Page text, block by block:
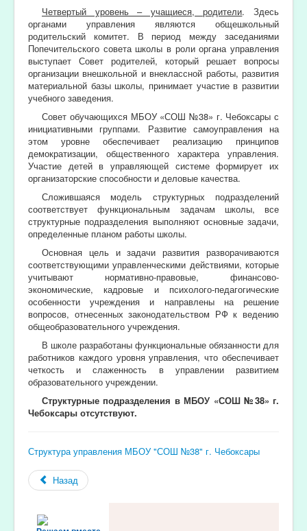
Четвертый уровень – учащиеся, родители. Здесь
органами управления являются общешкольный
родительский комитет. В период между заседаниями
Попечительского совета школы в роли органа управления
выступает Совет родителей, который решает вопросы
организации внешкольной и внеклассной работы, развития
материальной базы школы, принимает участие в развитии
учебного заведения.
Совет обучающихся МБОУ «СОШ №38» г. Чебоксары с
инициативными группами. Развитие самоуправления на
этом уровне обеспечивает реализацию принципов
демократизации, общественного характера управления.
Участие детей в управляющей системе формирует их
организаторские способности и деловые качества.
Сложившаяся модель структурных подразделений
соответствует функциональным задачам школы, все
структурные подразделения выполняют основные задачи,
определенные планом работы школы.
Основная цель и задачи развития разворачиваются
соответствующими управленческими действиями, которые
учитывают нормативно-правовые, финансово-
экономические, кадровые и психолого-педагогические
особенности учреждения и направлены на решение
вопросов, отнесенных законодательством РФ к ведению
общеобразовательного учреждения.
В школе разработаны функциональные обязанности для
работников каждого уровня управления, что обеспечивает
четкость и слаженность в управлении развитием
образовательного учреждении.
Структурные подразделения в МБОУ «СОШ №38» г.
Чебоксары отсутствуют.
Структура управления МБОУ "СОШ №38" г. Чебоксары
Назад